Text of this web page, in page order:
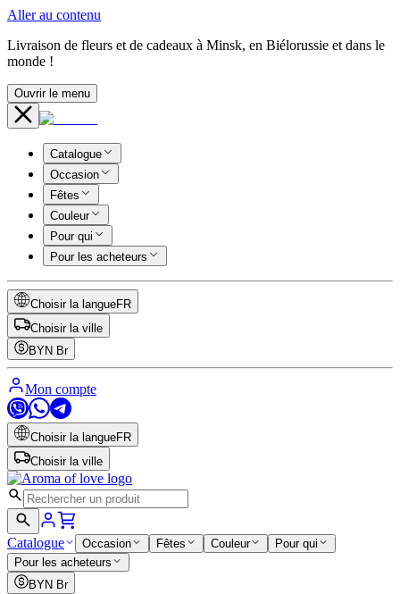
Aller au contenu
Livraison de fleurs et de cadeaux à Minsk, en Biélorussie et dans le
monde !
Ouvrir le menu
Catalogue
Occasion
Fêtes
Couleur
Pour qui
Pour les acheteurs
Choisir la langueFR
Choisir la ville
BYN Br
Mon compte
Choisir la langueFR
Choisir la ville
Catalogue Occasion Fêtes Couleur
Pour qui
Pour les acheteurs
BYN Br